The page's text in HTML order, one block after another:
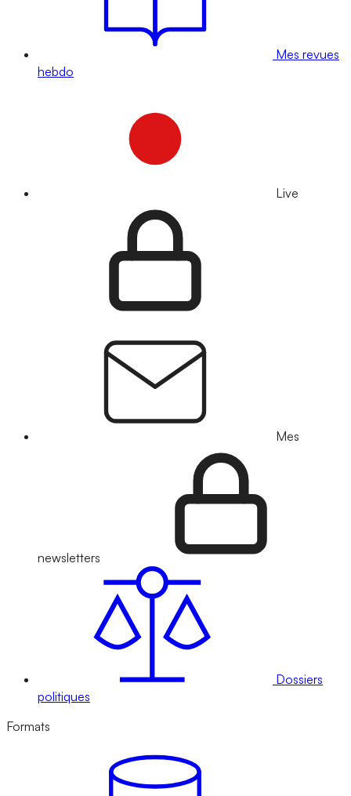
Mes revues
hebdo
Live
Mes
newsletters
Dossiers
politiques
Formats